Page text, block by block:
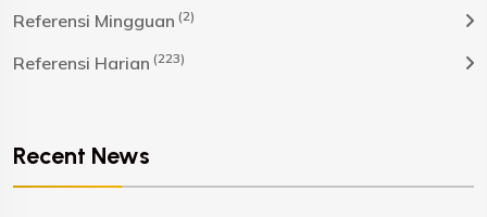
Referensi Mingguan (2)
Referensi Harian (223)
Recent News